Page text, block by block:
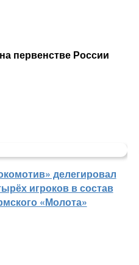
первенстве России
делегировал
игроков в состав
«Молота»